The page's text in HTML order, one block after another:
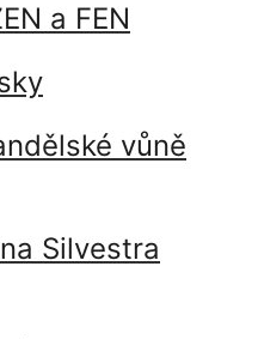
a FEN
vůně
Silvestra